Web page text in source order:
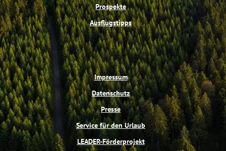
Prospekte
Ausflugstipps
Impressum
Datenschutz
Presse
Service für den Urlaub
LEADER-Förderprojekt